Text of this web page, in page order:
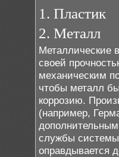
1. Пластик
2. Металл
Металлические
своей
механическим
чтобы металл
коррозию.
(например,
службы
оправдывается